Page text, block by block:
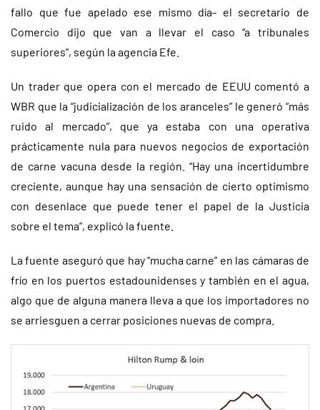
fallo que fue apelado ese mismo día- el secretario de
Comercio dijo que van a llevar el caso “a tribunales
superiores”, según la agencia Efe.
Un trader que opera con el mercado de EEUU comentó a
WBR que la “judicialización de los aranceles” le generó “más
ruido al mercado”, que ya estaba con una operativa
prácticamente nula para nuevos negocios de exportación
de carne vacuna desde la región. “Hay una incertidumbre
creciente, aunque hay una sensación de cierto optimismo
con desenlace que puede tener el papel de la Justicia
sobre el tema”, explicó la fuente.
La fuente aseguró que hay “mucha carne” en las cámaras de
frío en los puertos estadounidenses y también en el agua,
algo que de alguna manera lleva a que los importadores no
se arriesguen a cerrar posiciones nuevas de compra.